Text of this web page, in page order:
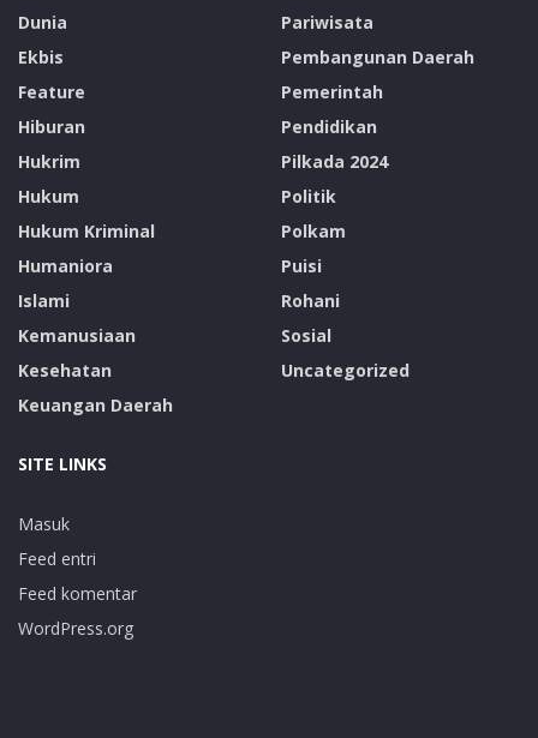
Dunia
Ekbis
Feature
Hiburan
Hukrim
Hukum
Hukum Kriminal
Humaniora
Islami
Kemanusiaan
Kesehatan
Keuangan Daerah
Pariwisata
Pembangunan Daerah
Pemerintah
Pendidikan
Pilkada 2024
Politik
Polkam
Puisi
Rohani
Sosial
Uncategorized
SITE LINKS
Masuk
Feed entri
Feed komentar
WordPress.org